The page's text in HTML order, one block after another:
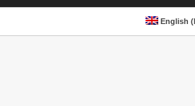
English (